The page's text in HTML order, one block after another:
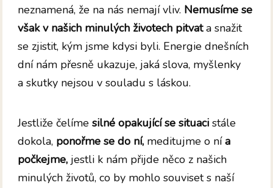
neznamená, že na nás nemají vliv. Nemusíme se
však v našich minulých životech pitvata snažit
se zjistit, kým jsme kdysi byli. Energie dnešních
dní nám přesně ukazuje, jaká slova, myšlenky
a skutky nejsou v souladu s láskou.
Jestliže čelímesilné opakující se situaci stále
dokola, ponořme se do ní, meditujme o nía
počkejme, jestli k nám přijde něco z našich
minulých životů, co by mohlo souviset s naší